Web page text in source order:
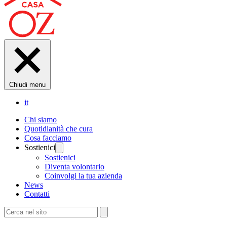
Chiudi menu
it
Chi siamo
Quotidianità che cura
Cosa facciamo
Sostienici
Sostienici
Diventa volontario
Coinvolgi la tua azienda
News
Contatti